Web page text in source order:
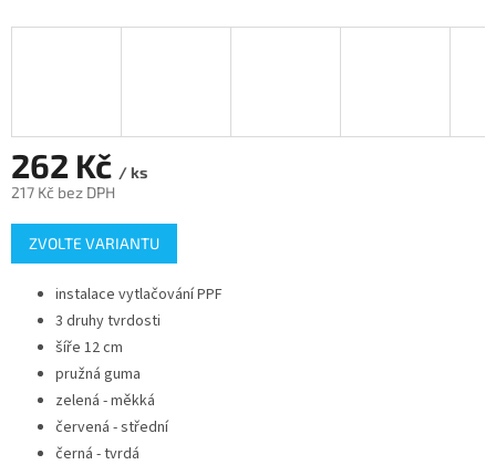
262 Kč / ks
217 Kč bez DPH
Měrná
cena:
ZVOLTE VARIANTU
instalace vytlačování PPF
3 druhy tvrdosti
šíře 12 cm
pružná guma
zelená - měkká
červená - střední
černá - tvrdá